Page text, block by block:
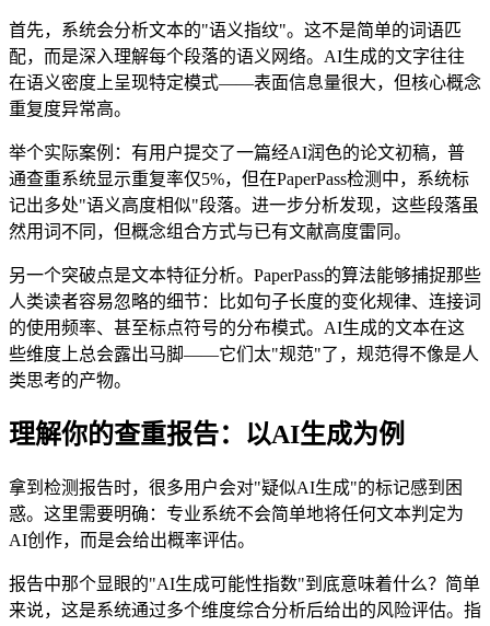
首先，系统会分析文本的"语义指纹"。这不是简单的词语匹
配，而是深入理解每个段落的语义网络。AI生成的文字往往
在语义密度上呈现特定模式——表面信息量很大，但核心概念
重复度异常高。
举个实际案例：有用户提交了一篇经AI润色的论文初稿，普
通查重系统显示重复率仅5%，但在PaperPass检测中，系统标
记出多处"语义高度相似"段落。进一步分析发现，这些段落虽
然用词不同，但概念组合方式与已有文献高度雷同。
另一个突破点是文本特征分析。PaperPass的算法能够捕捉那些
人类读者容易忽略的细节：比如句子长度的变化规律、连接词
的使用频率、甚至标点符号的分布模式。AI生成的文本在这
些维度上总会露出马脚——它们太"规范"了，规范得不像是人
类思考的产物。
理解你的查重报告：以AI生成为例
拿到检测报告时，很多用户会对"疑似AI生成"的标记感到困
惑。这里需要明确：专业系统不会简单地将任何文本判定为
AI创作，而是会给出概率评估。
报告中那个显眼的"AI生成可能性指数"到底意味着什么？简单
来说，这是系统通过多个维度综合分析后给出的风险评估。指